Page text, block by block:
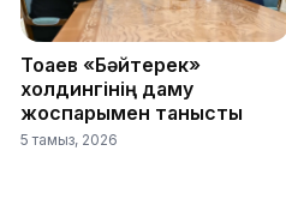
Тоқаев «Бәйтерек»
холдингінің даму
жоспарымен танысты
5 тамыз, 2026